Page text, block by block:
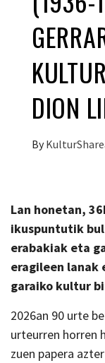
DION
By
Lan honetan,
ikuspuntutik
erabakiak eta
eragileen lanak
garaiko kultur
2026an 90 urte
urteurren horren
zuen papera